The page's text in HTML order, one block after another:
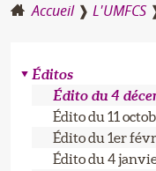
Adresse email :
Aide / Créer un
L’UMFCS
Formations
Professions de santé
Accueil L'UMFCS
Éditos
Édito du 4
Édito du 11
Édito du 1er
Édito du 4